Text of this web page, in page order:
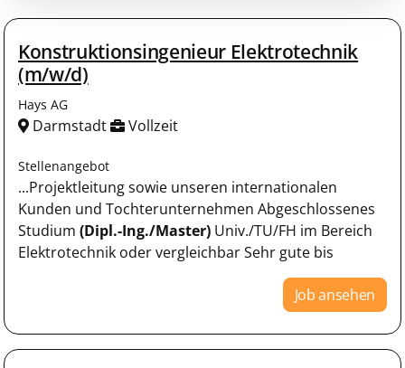
Konstruktionsingenieur Elektrotechnik
(m/w/d)
Hays AG
Darmstadt Vollzeit
Stellenangebot
...Projektleitung sowie unseren internationalen
Kunden und Tochterunternehmen Abgeschlossenes
Studium (Dipl.-Ing./Master) Univ./TU/FH im Bereich
Elektrotechnik oder vergleichbar Sehr gute bis
Job ansehen